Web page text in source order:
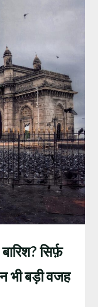
सिर्फ़
भी बड़ी वजह